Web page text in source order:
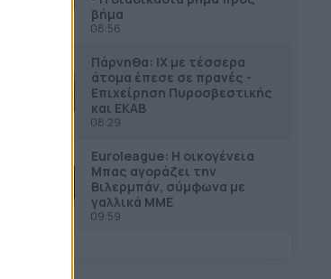
βήμα
08:56
Πάρνηθα: ΙΧ με τέσσερα
άτομα έπεσε σε πρανές -
Επιχείρηση Πυροσβεστικής
και ΕΚΑΒ
08:29
Euroleague: Η οικογένεια
Μπας αγοράζει την
Βιλερμπάν, σύμφωνα με
γαλλικά ΜΜΕ
09:59